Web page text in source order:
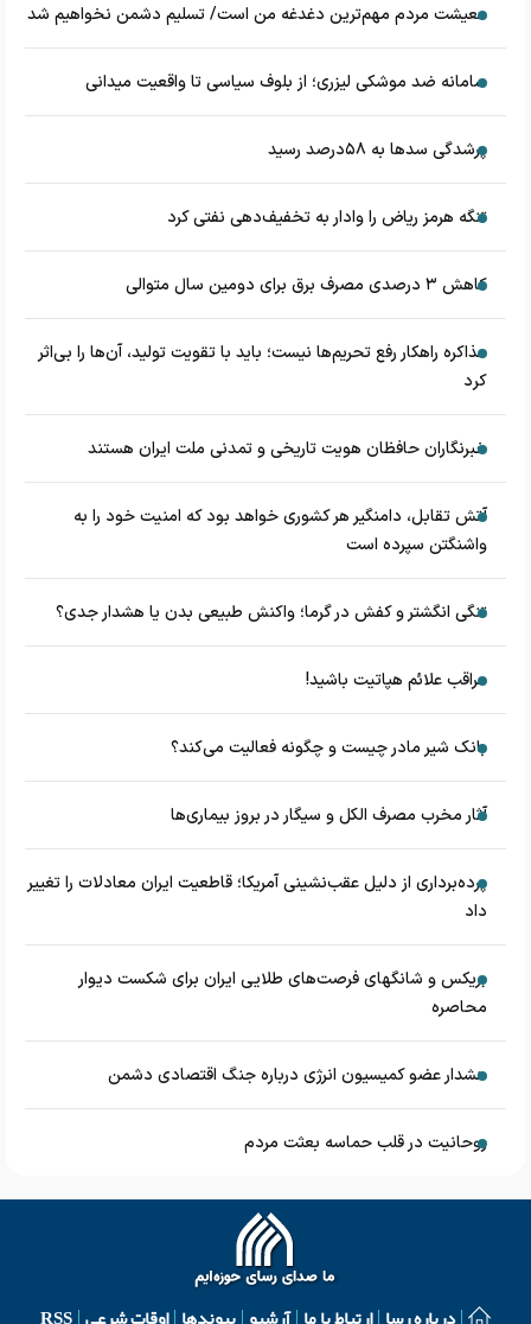
معیشت مردم مهم‌ترین دغدغه من است/ تسلیم دشمن نخواهیم شد
سامانه ضد موشکی لیزری؛ از بلوف سیاسی تا واقعیت میدانی
پرشدگی سدها به ۵۸درصد رسید
تنگه هرمز ریاض را وادار به تخفیف‌دهی نفتی کرد
کاهش ۳ درصدی مصرف برق برای دومین سال متوالی
مذاکره راهکار رفع تحریم‌ها نیست؛ باید با تقویت تولید، آن‌ها را بی‌اثر
کرد
خبرنگاران حافظان هویت تاریخی و تمدنی ملت ایران هستند
آتش تقابل، دامنگیر هر کشوری خواهد بود که امنیت خود را به
واشنگتن سپرده است
تنگی انگشتر و کفش در گرما؛ واکنش طبیعی بدن یا هشدار جدی؟
مراقب علائم هپاتیت باشید!
بانک شیر مادر چیست و چگونه فعالیت می‌کند؟
آثار مخرب مصرف الکل و سیگار در بروز بیماری‌ها
پرده‌برداری از دلیل عقب‌نشینی آمریکا؛ قاطعیت ایران معادلات را تغییر
داد
بریکس و شانگهای فرصت‌های طلایی ایران برای شکست دیوار
محاصره
هشدار عضو کمیسیون انرژی درباره جنگ اقتصادی دشمن
روحانیت در قلب حماسه بعثت مردم